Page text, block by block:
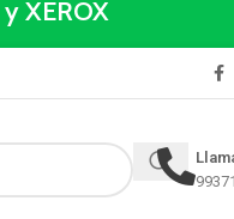
XEROX